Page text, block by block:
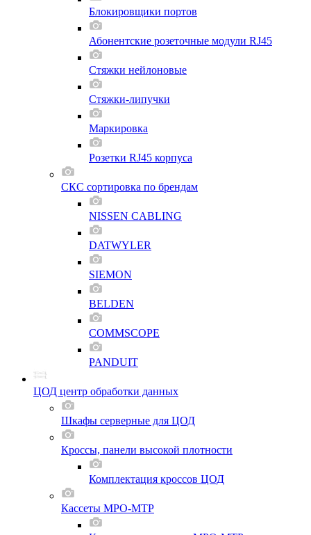
Блокировщики портов
Абонентские розеточные модули RJ45
Стяжки нейлоновые
Стяжки-липучки
Маркировка
Розетки RJ45 корпуса
СКС сортировка по брендам
NISSEN CABLING
DATWYLER
SIEMON
BELDEN
COMMSCOPE
PANDUIT
ЦОД центр обработки данных
Шкафы серверные для ЦОД
Кроссы, панели высокой плотности
Комплектация кроссов ЦОД
Кассеты MPO-MTP